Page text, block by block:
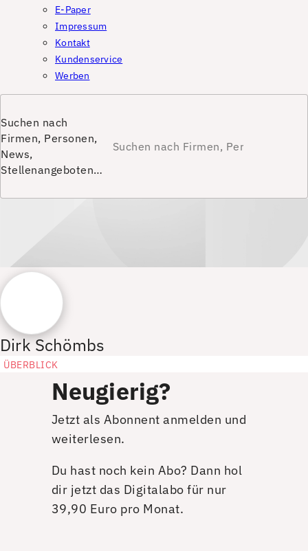
E-Paper
Impressum
Kontakt
Kundenservice
Werben
Suchen nach
Firmen, Personen,
News,
Stellenangeboten…
Dirk Schömbs
ÜBERBLICK
Neugierig?
Jetzt als Abonnent anmelden und
weiterlesen.
Du hast noch kein Abo? Dann hol
dir jetzt das Digitalabo für nur
39,90 Euro pro Monat.